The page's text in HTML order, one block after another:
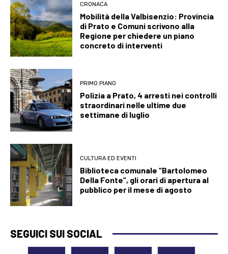
CRONACA
Mobilità della Valbisenzio: Provincia
di Prato e Comuni scrivono alla
Regione per chiedere un piano
concreto di interventi
PRIMO PIANO
Polizia a Prato, 4 arresti nei controlli
straordinari nelle ultime due
settimane di luglio
CULTURA ED EVENTI
Biblioteca comunale “Bartolomeo
Della Fonte”, gli orari di apertura al
pubblico per il mese di agosto
SEGUICI SUI SOCIAL